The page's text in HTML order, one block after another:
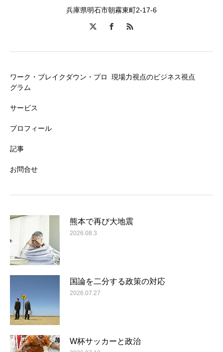
兵庫県明石市朝霧東町2-17-6
ワーク・ブレイクダウン・プロ
グラム
サービス
プロフィール
記事
お問合せ
現場力視点のビジネス視点
熊本で再び大地震
2026.08.3
国論を二分する政策の対応
2026.07.27
W杯サッカーと政治